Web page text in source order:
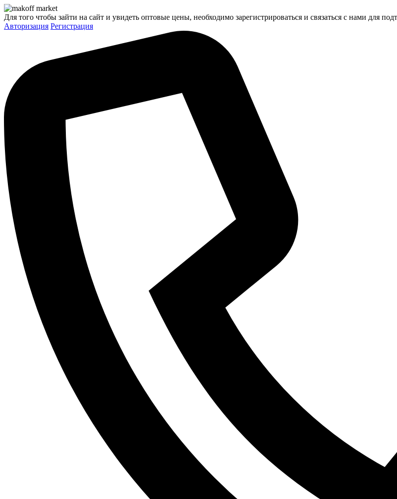
Для того чтобы зайти на сайт и увидеть оптовые цены, необходимо зарегистрироваться и связаться с нами для
Авторизация Регистрация